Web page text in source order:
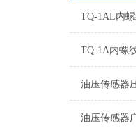
TQ-1AL内
TQ-1A内螺